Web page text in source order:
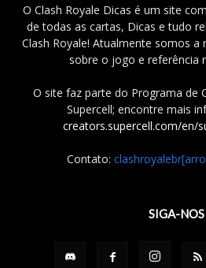
O Clash Royale Dicas é um site
de todas as cartas, Dicas e tudo
Clash Royale! Atualmente somos
sobre o jogo e referência
O site faz parte do Programa de
Supercell; encontre mais
creators.supercell.com/en/
Contato:
SIGA-NOS